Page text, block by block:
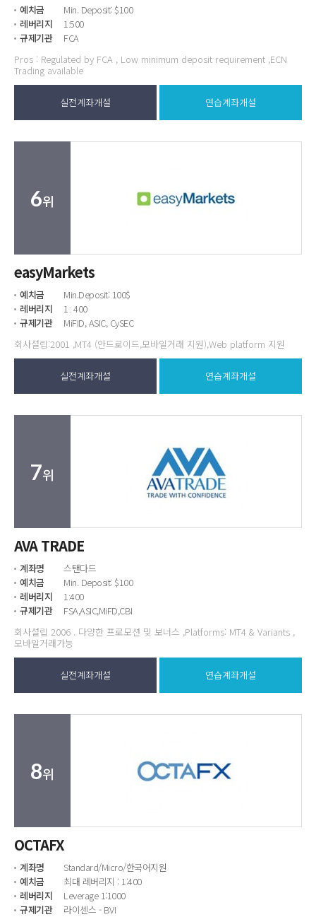
예치금
Min. Deposit: $100
레버리지
1:500
규제기관
FCA
Pros : Regulated by FCA , Low minimum deposit requirement ,ECN
Trading available
실전계좌개설 연습계좌개설
6위
easyMarkets
예치금
Min.Deposit: 100$
레버리지
1 : 400
규제기관
MiFID, ASIC, CySEC
회사설립:2001 ,MT4 (안드로이드,모바일거래 지원),Web platform 지원
실전계좌개설 연습계좌개설
7위
AVA TRADE
계좌명
스탠다드
예치금
Min. Deposit: $100
레버리지
1:400
규제기관
FSA,ASIC,MiFD,CBI
회사설립 2006 . 다양한 프로모션 밎 보너스 ,Platforms: MT4 & Variants ,
모바일거래가능
실전계좌개설 연습계좌개설
8위
OCTAFX
계좌명
Standard/Micro/한국어지원
예치금
최대 레버리지 : 1:400
레버리지
Leverage 1:1000
규제기관
라이센스 - BVI